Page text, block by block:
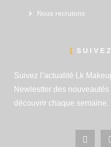
Nous recrutons
Suivez l’actualité Lk
Newlestter des
découvrir chaque semaine.